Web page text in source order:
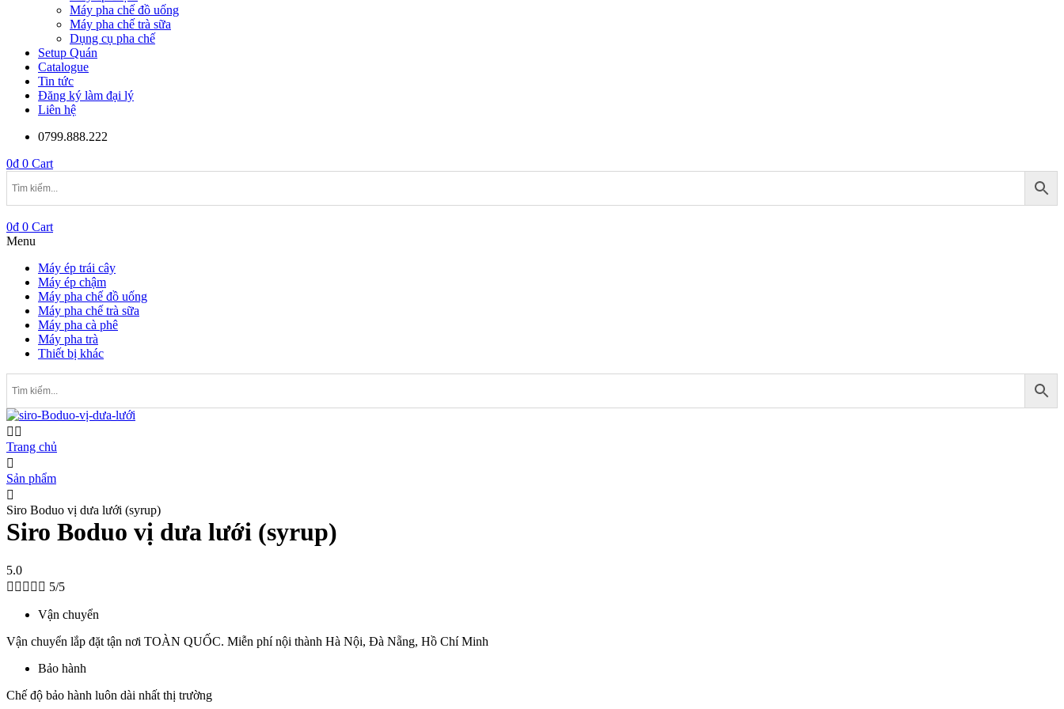
Máy pha chế đồ uống
Máy pha chế trà sữa
Dụng cụ pha chế
Setup Quán
Catalogue
Tin tức
Đăng ký làm đại lý
Liên hệ
0799.888.222
0₫ 0 Cart
0₫ 0 Cart
Menu
Máy ép trái cây
Máy ép chậm
Máy pha chế đồ uống
Máy pha chế trà sữa
Máy pha cà phê
Máy pha trà
Thiết bị khác
Trang chủ
Sản phẩm
Siro Boduo vị dưa lưới (syrup)
Siro Boduo vị dưa lưới (syrup)
5.0
     5/5
Vận chuyển
Vận chuyển lắp đặt tận nơi TOÀN QUỐC. Miễn phí nội thành Hà Nội, Đà Nẵng, Hồ Chí Minh
Bảo hành
Chế độ bảo hành luôn dài nhất thị trường